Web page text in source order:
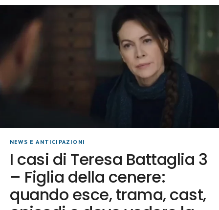
NEWS E ANTICIPAZIONI
I casi di Teresa Battaglia 3
– Figlia della cenere:
quando esce, trama, cast,